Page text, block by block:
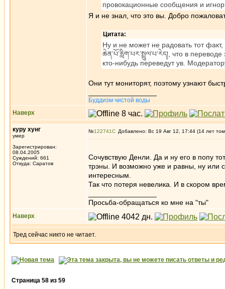
провокационные сообщения и
Я и не знал, что это вы. Добро
Цитата:
Ну и не может не радовать тот
ཆེན་པོ་རླིག་པར་སྤྲུལ་པ་རེད།, что в
кто-нибудь переведут ув.
Они тут мониторят, поэтому узнают
Буддизм чистой воды
Наверх
куру хунг
умер
Зарегистрирован:
08.04.2005
Суждений: 661
Откуда: Саратов
№122741 Добавлено: Вс 19 Авг 12, 17:44 (14 лет
Сочувствую Денли. Да и ну его в попу
трэны. И возможно уже и равны, ну или
интересным.
Так что потеря невелика. И в скором
Просьба-обращаться ко мне на "ты"
Наверх
Тред сейчас никто не читает.
Страница 58 из 59